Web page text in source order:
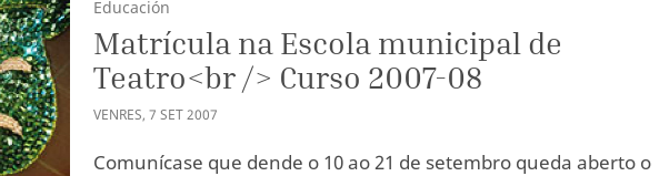
Educación
Matrícula na Escola municipal de
Teatro<br /> Curso 2007-08
VENRES,7 SET2007
Comunícase que dende o 10 ao 21 de setembro queda aberto o